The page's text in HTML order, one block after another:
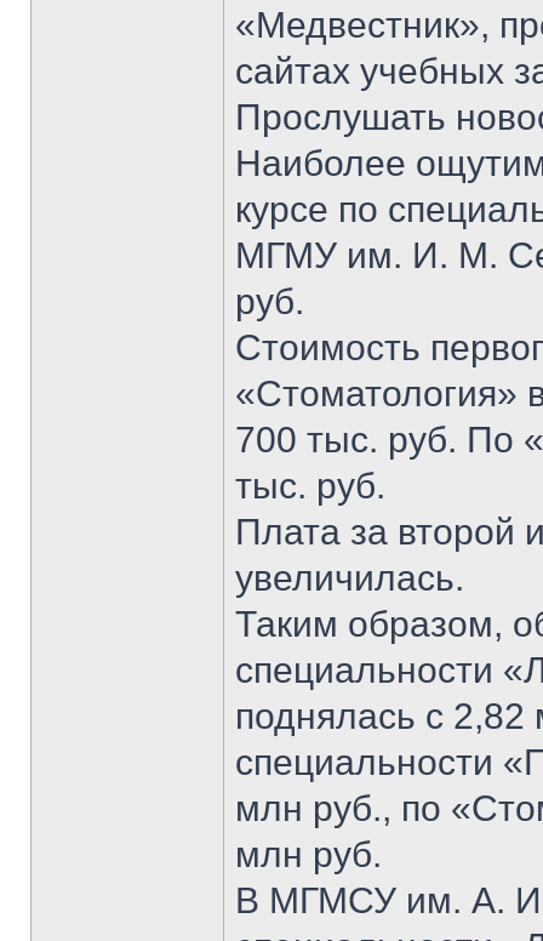
«Медвестник»,
сайтах учебных
Прослушать
Наиболее
курсе по
МГМУ им. И. М.
руб.
Стоимость
«Стоматология»
700 тыс. руб. По
тыс. руб.
Плата за второй
увеличилась.
Таким образом,
специальности
поднялась с
специальности
млн руб., по
млн руб.
В МГМСУ им. А. И.